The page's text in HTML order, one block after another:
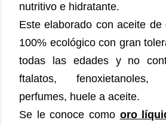
nutritivo e hidratante.
Este elaborado con aceite
100% ecológico con gran
todas las edades y no
ftalatos,
perfumes, huele a aceite.
Se le conoce como oro